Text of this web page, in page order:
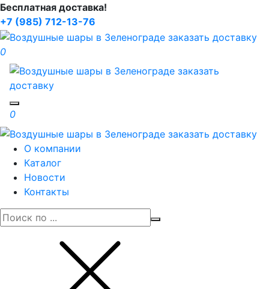
Бесплатная доставка!
+7 (985) 712-13-76
0
Toggle navigation
0
О компании
Каталог
Новости
Контакты